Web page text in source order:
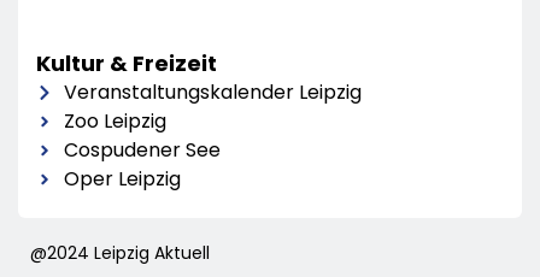
Kultur & Freizeit
Veranstaltungskalender Leipzig
Zoo Leipzig
Cospudener See
Oper Leipzig
@2024 Leipzig Aktuell